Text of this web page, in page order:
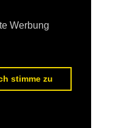
Werbung
stimme zu